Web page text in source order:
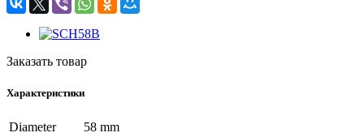
Заказать товар
Характеристики
Diameter
58 mm